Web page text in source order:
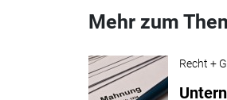
Mehr zum
Recht +